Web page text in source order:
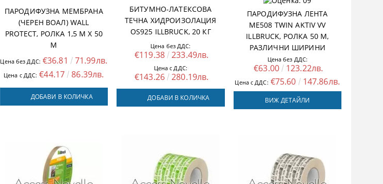
ПАРОДИФУЗНА МЕМБРАНА
(ЧЕРЕН ВОАЛ) WALL
PROTECT, РОЛКА 1,5 M X 50
M
Цена без ДДС: €36.81 71.99лв.
Цена с ДДС: €44.17 86.39лв.
ДОБАВИ В КОЛИЧКА
БИТУМНО-ЛАТЕКСОВA
ТЕЧНА ХИДРОИЗОЛАЦИЯ
OS925 ILLBRUCK, 20 КГ
Цена без ДДС:
€119.38 233.49лв.
Цена с ДДС:
€143.26 280.19лв.
ДОБАВИ В КОЛИЧКА
ПАРОДИФУЗНА ЛЕНТА
ME508 TWIN AKTIV VV
ILLBRUCK, РОЛКА 50 M,
РАЗЛИЧНИ ШИРИНИ
Цена без ДДС:
€63.00 123.22лв.
Цена с ДДС: €75.60 147.86лв.
ВИЖ ДЕТАЙЛИ